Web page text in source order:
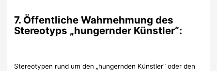
7. Öffentliche Wahrnehmung des
Stereotyps „hungernder Künstler“:
Stereotypen rund um den „hungernden Künstler“ oder den